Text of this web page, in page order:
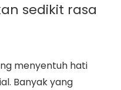
sedikit rasa
menyentuh hati
Banyak yang